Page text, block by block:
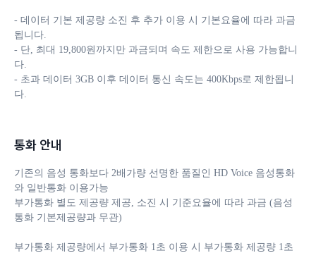
- 데이터 기본 제공량 소진 후 추가 이용 시 기본요율에 따라 과금
됩니다.
- 단, 최대 19,800원까지만 과금되며 속도 제한으로 사용 가능합니
다.
- 초과 데이터 3GB 이후 데이터 통신 속도는 400Kbps로 제한됩니
다.
통화 안내
기존의 음성 통화보다 2배가량 선명한 품질인 HD Voice 음성통화
와 일반통화 이용가능
부가통화 별도 제공량 제공, 소진 시 기준요율에 따라 과금 (음성
통화 기본제공량과 무관)
부가통화 제공량에서 부가통화 1초 이용 시 부가통화 제공량 1초